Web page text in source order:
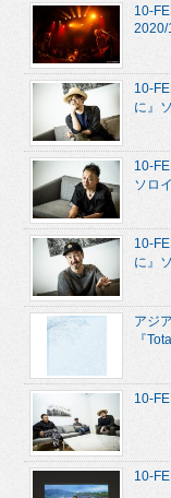
10-
2020/
10-
に』
10-
ソロ
10-
に』
アジ
『
10-
10-